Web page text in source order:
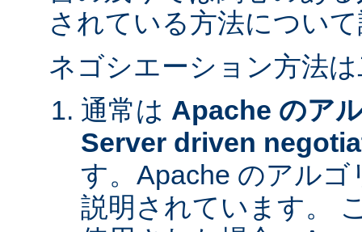
されている方法につい
ネゴシエーション方法
通常は Apache のア
Server driven
す。Apache のアル
説明されています。